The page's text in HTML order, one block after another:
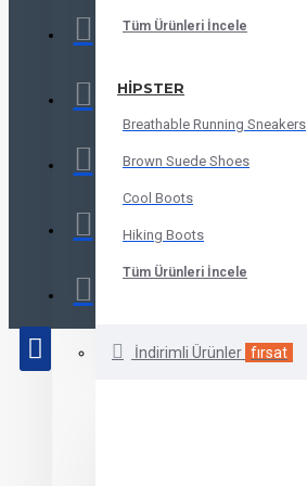
Tüm Ürünleri İncele
HIPSTER
Breathable Running Sneakers
Brown Suede Shoes
Cool Boots
Hiking Boots
Tüm Ürünleri İncele
İndirimli Ürünler fırsat